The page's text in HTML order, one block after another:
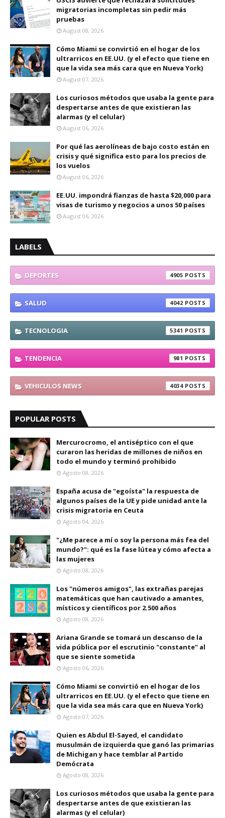
migratorias incompletas sin pedir más
pruebas
August 08, 2026
Cómo Miami se convirtió en el hogar de los
ultrarricos en EE.UU. (y el efecto que tiene en
que la vida sea más cara que en Nueva York)
August 07, 2026
Los curiosos métodos que usaba la gente para
despertarse antes de que existieran las
alarmas (y el celular)
August 06, 2026
Por qué las aerolíneas de bajo costo están en
crisis y qué significa esto para los precios de
los vuelos
August 06, 2026
EE.UU. impondrá fianzas de hasta $20,000 para
visas de turismo y negocios a unos 50 países
August 06, 2026
LABELS
DEPORTES 4905
SALUD 4042
TECNOLOGIA 5341
TENDENCIA 981
VEHICULOS NEWS 4034
POPULAR POSTS
Mercurocromo, el antiséptico con el que
curaron las heridas de millones de niños en
todo el mundo y terminó prohibido
Agosto 08, 2026
España acusa de "egoísta" la respuesta de
algunos países de la UE y pide unidad ante la
crisis migratoria en Ceuta
Agosto 04, 2026
"¿Me parece a mí o soy la persona más fea del
mundo?": qué es la fase lútea y cómo afecta a
las mujeres
Agosto 08, 2026
Los "números amigos", las extrañas parejas
matemáticas que han cautivado a amantes,
místicos y científicos por 2.500 años
Agosto 08, 2026
Ariana Grande se tomará un descanso de la
vida pública por el escrutinio "constante" al
que se siente sometida
Agosto 06, 2026
Cómo Miami se convirtió en el hogar de los
ultrarricos en EE.UU. (y el efecto que tiene en
que la vida sea más cara que en Nueva York)
Agosto 07, 2026
Quien es Abdul El-Sayed, el candidato
musulmán de izquierda que ganó las primarias
de Michigan y hace temblar al Partido
Demócrata
Agosto 08, 2026
Los curiosos métodos que usaba la gente para
despertarse antes de que existieran las
alarmas (y el celular)